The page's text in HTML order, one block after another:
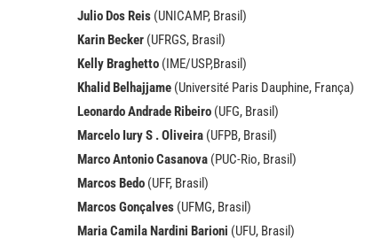
Julio Dos Reis (UNICAMP, Brasil)
Karin Becker (UFRGS, Brasil)
Kelly Braghetto (IME/USP,Brasil)
Khalid Belhajjame (Université Paris Dauphine, França)
Leonardo Andrade Ribeiro (UFG, Brasil)
Marcelo Iury S . Oliveira (UFPB, Brasil)
Marco Antonio Casanova (PUC-Rio, Brasil)
Marcos Bedo (UFF, Brasil)
Marcos Gonçalves (UFMG, Brasil)
Maria Camila Nardini Barioni (UFU, Brasil)